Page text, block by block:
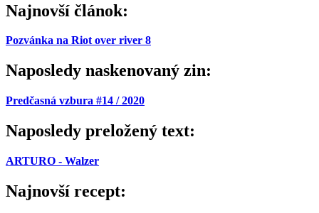
Najnovší článok:
Pozvánka na Riot over river 8
Naposledy naskenovaný zin:
Predčasná vzbura #14 / 2020
Naposledy preložený text:
ARTURO - Walzer
Najnovší recept: